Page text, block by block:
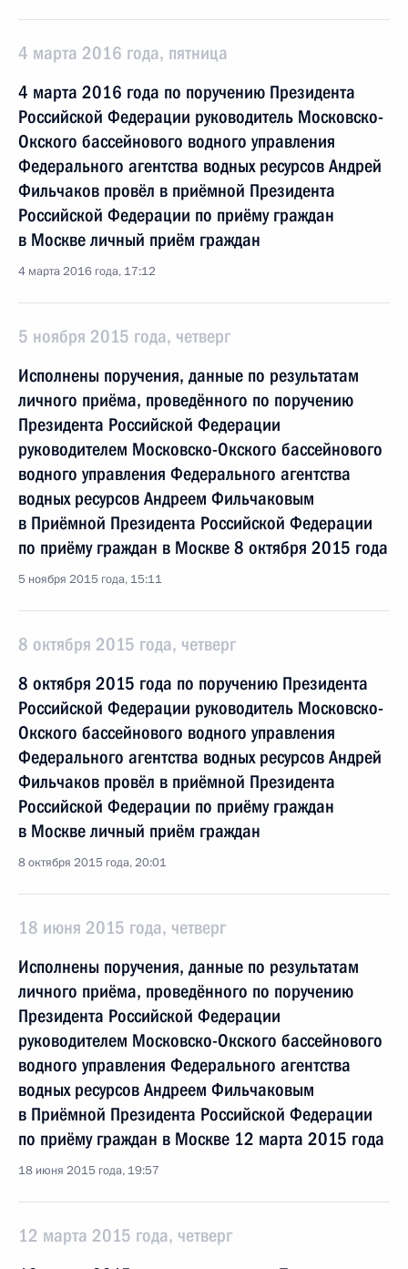
4 марта 2016 года, пятница
4 марта 2016 года по поручению Президента
Российской Федерации руководитель Московско-
Окского бассейнового водного управления
Федерального агентства водных ресурсов Андрей
Фильчаков провёл в приёмной Президента
Российской Федерации по приёму граждан
в Москве личный приём граждан
4 марта 2016 года, 17:12
5 ноября 2015 года, четверг
Исполнены поручения, данные по результатам
личного приёма, проведённого по поручению
Президента Российской Федерации
руководителем Московско-Окского бассейнового
водного управления Федерального агентства
водных ресурсов Андреем Фильчаковым
в Приёмной Президента Российской Федерации
по приёму граждан в Москве 8 октября 2015 года
5 ноября 2015 года, 15:11
8 октября 2015 года, четверг
8 октября 2015 года по поручению Президента
Российской Федерации руководитель Московско-
Окского бассейнового водного управления
Федерального агентства водных ресурсов Андрей
Фильчаков провёл в приёмной Президента
Российской Федерации по приёму граждан
в Москве личный приём граждан
8 октября 2015 года, 20:01
18 июня 2015 года, четверг
Исполнены поручения, данные по результатам
личного приёма, проведённого по поручению
Президента Российской Федерации
руководителем Московско-Окского бассейнового
водного управления Федерального агентства
водных ресурсов Андреем Фильчаковым
в Приёмной Президента Российской Федерации
по приёму граждан в Москве 12 марта 2015 года
18 июня 2015 года, 19:57
12 марта 2015 года, четверг